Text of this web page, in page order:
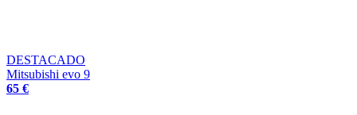
Mitsubishi evo 9
65 €